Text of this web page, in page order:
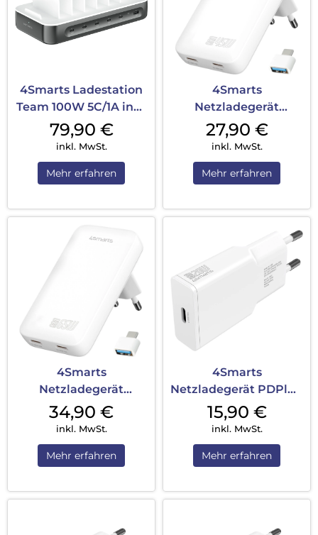
4Smarts Ladestation
Team 100W 5C/1A inkl.
6 Kabel...
79,90 €
inkl. MwSt.
Mehr erfahren
4Smarts
Netzladegerät
FlatPlug Slim Dual
45W GaN 2...
27,90 €
inkl. MwSt.
Mehr erfahren
4Smarts
Netzladegerät
FlatPlug Slim Dual
65W GaN 2...
34,90 €
inkl. MwSt.
Mehr erfahren
4Smarts
Netzladegerät PDPlug
Slim 20W GaN 1C und
U...
15,90 €
inkl. MwSt.
Mehr erfahren